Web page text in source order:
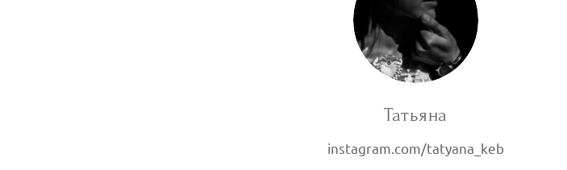
Татьяна
instagram.com/tatyana_keb